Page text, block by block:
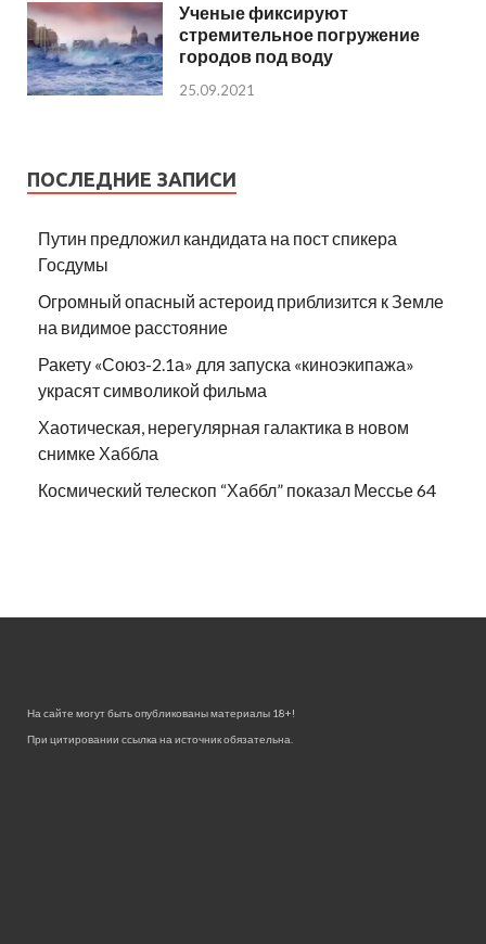
Ученые фиксируют
стремительное погружение
городов под воду
25.09.2021
ПОСЛЕДНИЕ ЗАПИСИ
Путин предложил кандидата на пост спикера
Госдумы
Огромный опасный астероид приблизится к Земле
на видимое расстояние
Ракету «Союз-2.1а» для запуска «киноэкипажа»
украсят символикой фильма
Хаотическая, нерегулярная галактика в новом
снимке Хаббла
Космический телескоп “Хаббл” показал Мессье 64
На сайте могут быть опубликованы материалы 18+!
При цитировании ссылка на источник обязательна.